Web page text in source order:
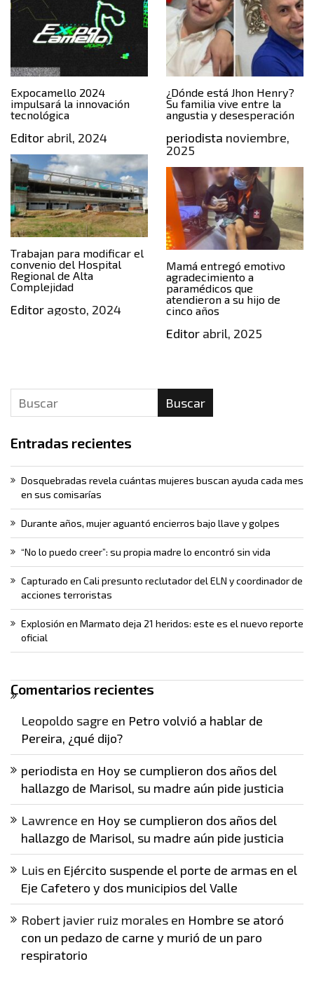
Expocamello 2024
impulsará la innovación
tecnológica
Editor abril, 2024
¿Dónde está Jhon Henry?
Su familia vive entre la
angustia y desesperación
periodista noviembre,
2025
Trabajan para modificar el
convenio del Hospital
Regional de Alta
Complejidad
Editor agosto, 2024
Mamá entregó emotivo
agradecimiento a
paramédicos que
atendieron a su hijo de
cinco años
Editorabril, 2025
Buscar
Entradas recientes
Dosquebradas revela cuántas mujeres buscan ayuda cada mes
en sus comisarías
Durante años, mujer aguantó encierros bajo llave y golpes
“No lo puedo creer”: su propia madre lo encontró sin vida
Capturado en Cali presunto reclutador del ELN y coordinador de
acciones terroristas
Explosión en Marmato deja 21 heridos: este es el nuevo reporte
oficial
Comentarios recientes
Leopoldo sagre en Petro volvió a hablar de
Pereira, ¿qué dijo?
periodista en Hoy se cumplieron dos años del
hallazgo de Marisol, su madre aún pide justicia
Lawrence en Hoy se cumplieron dos años del
hallazgo de Marisol, su madre aún pide justicia
Luis en Ejército suspende el porte de armas en el
Eje Cafetero y dos municipios del Valle
Robert javier ruiz morales en Hombre se atoró
con un pedazo de carne y murió de un paro
respiratorio